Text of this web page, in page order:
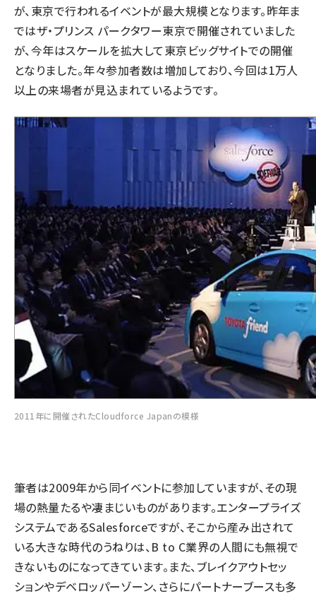
が、東京で行われるイベントが最大規模となります。昨年ま
ではザ・プリンス パークタワー東京で開催されていました
が、今年はスケールを拡大して東京ビッグサイトでの開催
となりました。年々参加者数は増加しており、今回は1万人
以上の来場者が見込まれているようです。
2011年に開催されたCloudforce Japanの模様
筆者は2009年から同イベントに参加していますが、その現
場の熱量たるや凄まじいものがあります。エンタープライズ
システムであるSalesforceですが、そこから産み出されて
いる大きな時代のうねりは、B to C業界の人間にも無視で
きないものになってきています。また、ブレイクアウトセッ
ションやデベロッパーゾーン、さらにパートナーブースも多